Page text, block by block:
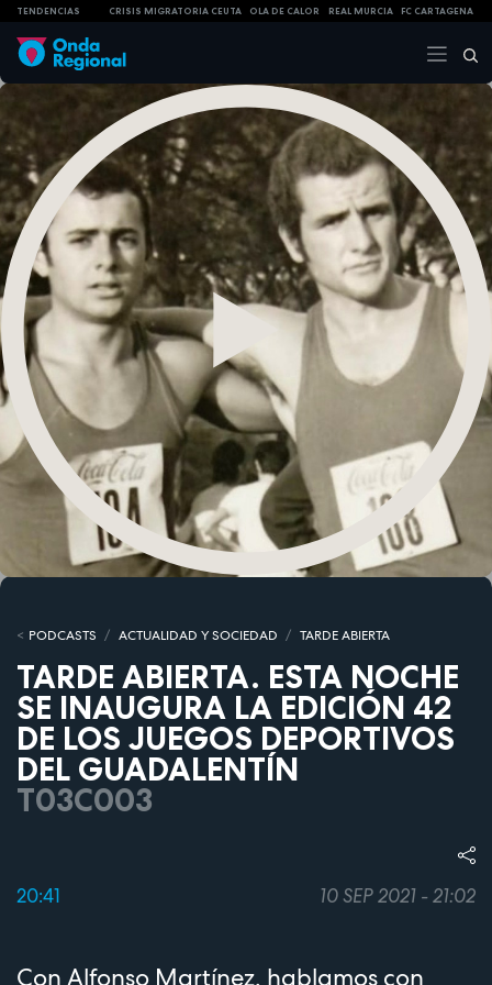
TENDENCIAS CRISIS MIGRATORIA CEUTA OLA DE CALOR REAL MURCIA FC CARTAGENA
PODCASTS ACTUALIDAD Y SOCIEDAD TARDE ABIERTA
TARDE ABIERTA. ESTA NOCHE
SE INAUGURA LA EDICIÓN 42
DE LOS JUEGOS DEPORTIVOS
DEL GUADALENTÍN
T03C003
20:41 10 SEP 2021 - 21:02
Con Alfonso Martínez, hablamos con